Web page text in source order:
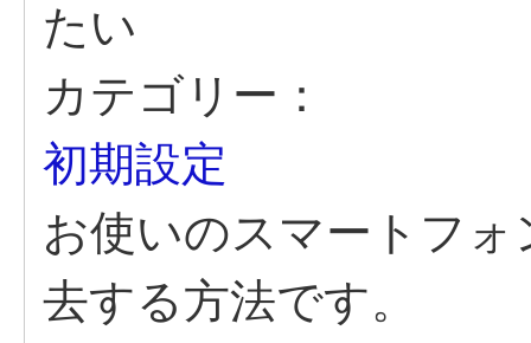
たい
カテゴリー：
初期設定
お使いのスマートフ
去する方法です。